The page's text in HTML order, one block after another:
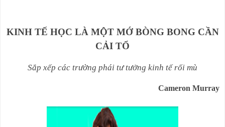
KINH TẾ HỌC LÀ MỘT MỚ BÒNG BONG CẦN
CẢI TỔ
Sắp xếp các trường phái tư tưởng kinh tế rối mù
Cameron Murray